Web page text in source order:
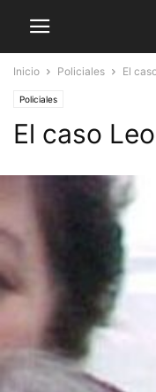
Inicio Policiales El
Policiales
El caso